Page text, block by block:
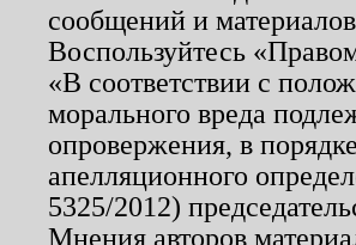
сообщений и
Воспользуйтесь
«В соответствии с
морального вреда
опровержения, в
апелляционного
5325/2012)
Мнения авторов